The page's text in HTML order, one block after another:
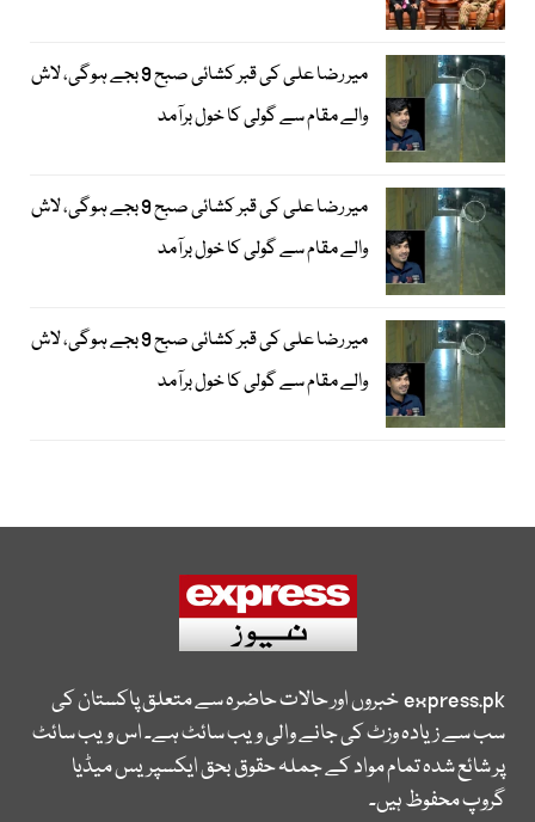
میر رضا علی کی قبر کشائی صبح 9 بجے ہوگی، لاش
والے مقام سے گولی کا خول برآمد
میر رضا علی کی قبر کشائی صبح 9 بجے ہوگی، لاش
والے مقام سے گولی کا خول برآمد
میر رضا علی کی قبر کشائی صبح 9 بجے ہوگی، لاش
والے مقام سے گولی کا خول برآمد
express.pkخبروں اور حالات حاضرہ سے متعلق پاکستان کی
سب سے زیادہ وزٹ کی جانے والی ویب سائٹ ہے۔ اس ویب سائٹ
پر شائع شدہ تمام مواد کے جملہ حقوق بحق ایکسپریس میڈیا
گروپ محفوظ ہیں۔